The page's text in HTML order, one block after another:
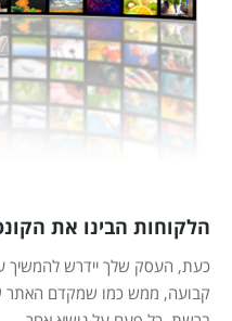
הלקוחות הבינו את
כעת, העסק שלך יידרש להמשיך
קבועה, ממש כמו שמקדם האתר